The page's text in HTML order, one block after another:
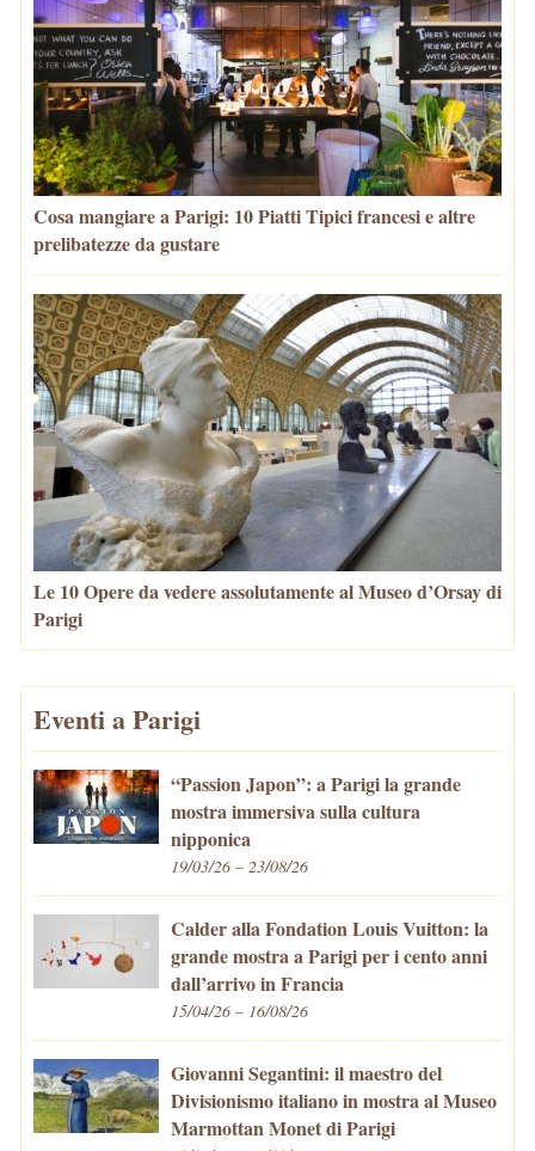
Cosa mangiare a Parigi: 10 Piatti Tipici francesi e altre
prelibatezze da gustare
Le 10 Opere da vedere assolutamente al Museo d’Orsay di
Parigi
Eventi a Parigi
“Passion Japon”: a Parigi la grande
mostra immersiva sulla cultura
nipponica
19/03/26 – 23/08/26
Calder alla Fondation Louis Vuitton: la
grande mostra a Parigi per i cento anni
dall’arrivo in Francia
15/04/26 – 16/08/26
Giovanni Segantini: il maestro del
Divisionismo italiano in mostra al Museo
Marmottan Monet di Parigi